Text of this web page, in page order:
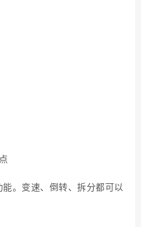
。变速、倒转、拆分都可以